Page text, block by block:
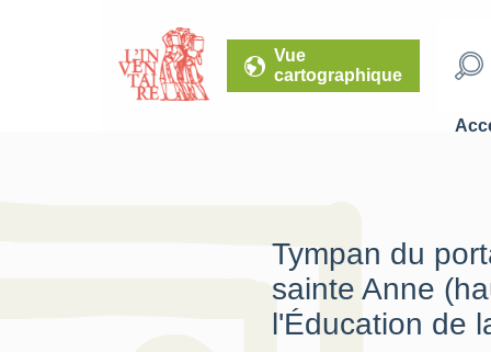
Vue
cartographique
Tympan du
sainte Anne
l'Éducation de